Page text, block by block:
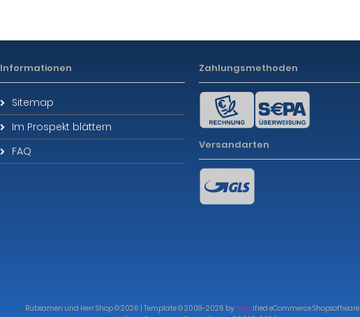
Informationen
Sitemap
Im Prospekt blättern
FAQ
Zahlungsmethoden
Versandarten
Rübsamen und Herr Shop © 2026 | Template © 2009-2026 by modified eCommerce Shopsoftware